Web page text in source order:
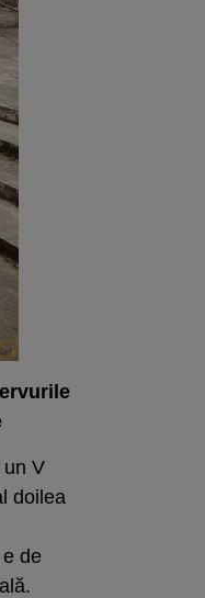
un V
doilea
de